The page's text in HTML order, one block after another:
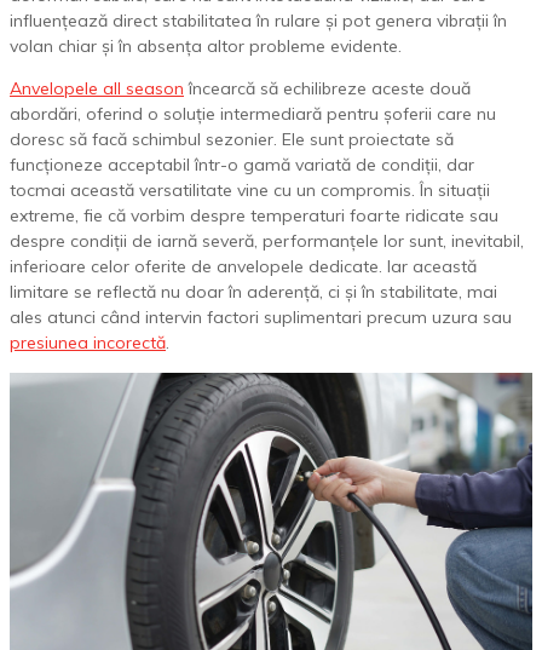
influențează direct stabilitatea în rulare și pot genera vibrații în
volan chiar și în absența altor probleme evidente.
Anvelopele all season încearcă să echilibreze aceste două
abordări, oferind o soluție intermediară pentru șoferii care nu
doresc să facă schimbul sezonier. Ele sunt proiectate să
funcționeze acceptabil într-o gamă variată de condiții, dar
tocmai această versatilitate vine cu un compromis. În situații
extreme, fie că vorbim despre temperaturi foarte ridicate sau
despre condiții de iarnă severă, performanțele lor sunt, inevitabil,
inferioare celor oferite de anvelopele dedicate. Iar această
limitare se reflectă nu doar în aderență, ci și în stabilitate, mai
ales atunci când intervin factori suplimentari precum uzura sau
presiunea incorectă.